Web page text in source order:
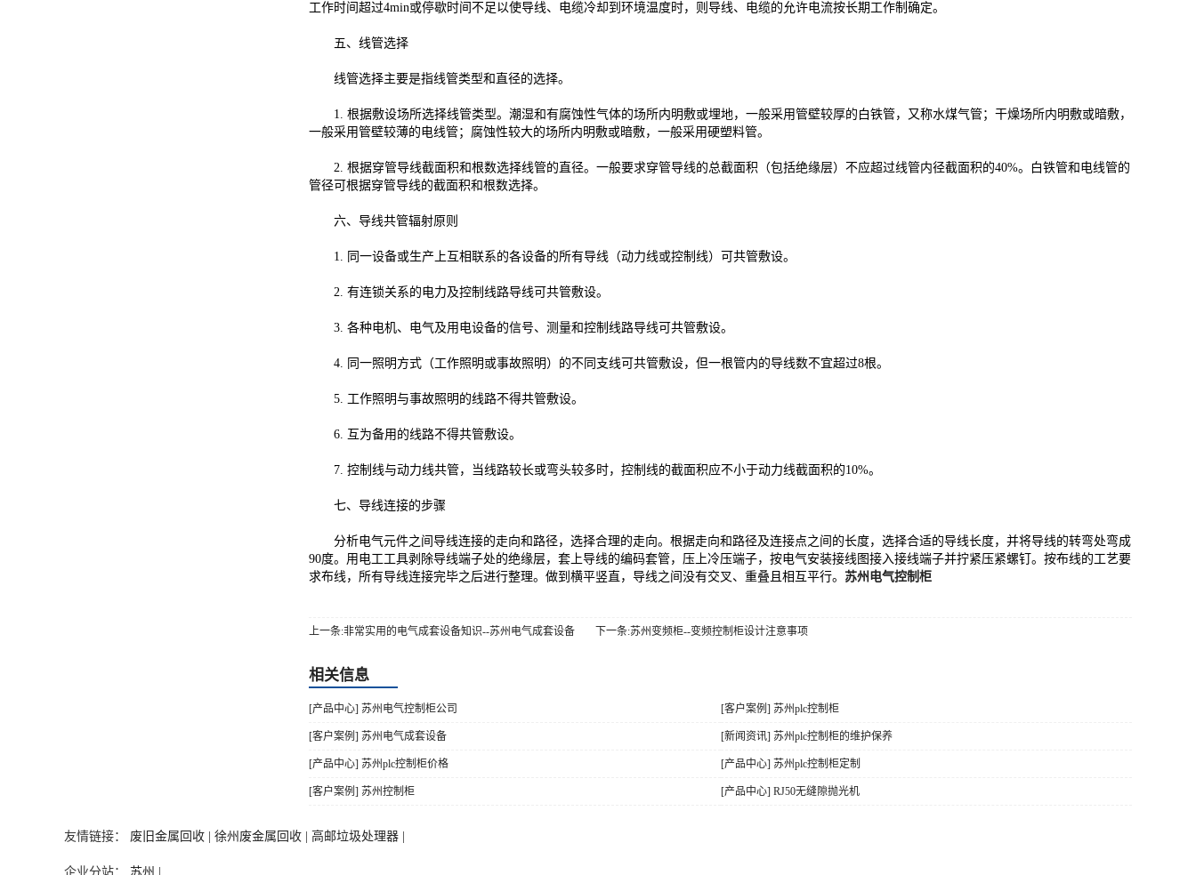
工作时间超过4min或停歇时间不足以使导线、电缆冷却到环境温度时，则导线、电缆的允许电流按长期工作制确定。
五、线管选择
线管选择主要是指线管类型和直径的选择。
1. 根据敷设场所选择线管类型。潮湿和有腐蚀性气体的场所内明敷或埋地，一般采用管壁较厚的白铁管，又称水煤气管；干燥场所内明敷或暗敷，
一般采用管壁较薄的电线管；腐蚀性较大的场所内明敷或暗敷，一般采用硬塑料管。
2. 根据穿管导线截面积和根数选择线管的直径。一般要求穿管导线的总截面积（包括绝缘层）不应超过线管内径截面积的40%。白铁管和电线管的
管径可根据穿管导线的截面积和根数选择。
六、导线共管辐射原则
1. 同一设备或生产上互相联系的各设备的所有导线（动力线或控制线）可共管敷设。
2. 有连锁关系的电力及控制线路导线可共管敷设。
3. 各种电机、电气及用电设备的信号、测量和控制线路导线可共管敷设。
4. 同一照明方式（工作照明或事故照明）的不同支线可共管敷设，但一根管内的导线数不宜超过8根。
5. 工作照明与事故照明的线路不得共管敷设。
6. 互为备用的线路不得共管敷设。
7. 控制线与动力线共管，当线路较长或弯头较多时，控制线的截面积应不小于动力线截面积的10%。
七、导线连接的步骤
分析电气元件之间导线连接的走向和路径，选择合理的走向。根据走向和路径及连接点之间的长度，选择合适的导线长度，并将导线的转弯处弯成
90度。用电工工具剥除导线端子处的绝缘层，套上导线的编码套管，压上冷压端子，按电气安装接线图接入接线端子并拧紧压紧螺钉。按布线的工艺要
求布线，所有导线连接完毕之后进行整理。做到横平竖直，导线之间没有交叉、重叠且相互平行。 苏州电气控制柜
上一条:非常实用的电气成套设备知识--苏州电气成套设备 下一条:苏州变频柜--变频控制柜设计注意事项
相关信息
[产品中心] 苏州电气控制柜公司 [客户案例] 苏州plc控制柜
[客户案例] 苏州电气成套设备 [新闻资讯] 苏州plc控制柜的维护保养
[产品中心] 苏州plc控制柜价格 [产品中心] 苏州plc控制柜定制
[客户案例] 苏州控制柜 [产品中心] RJ50无缝隙抛光机
友情链接： 废旧金属回收 | 徐州废金属回收 | 高邮垃圾处理器 |
企业分站： 苏州 |